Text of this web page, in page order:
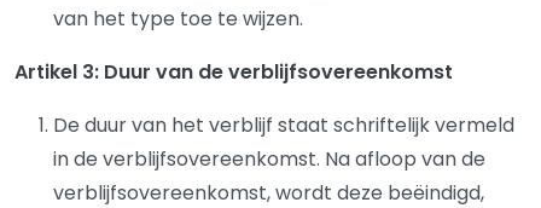
van het type toe te wijzen.
Artikel 3: Duur van de verblijfsovereenkomst
De duur van het verblijf staat schriftelijk vermeld
in de verblijfsovereenkomst. Na afloop van de
verblijfsovereenkomst, wordt deze beëindigd,